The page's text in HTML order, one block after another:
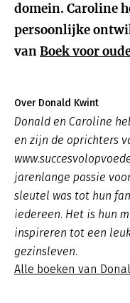
domein. Caroline
persoonlijke
vanBoek voor
Over Donald Kwint
Donald en Caroline
en zijn de oprichters
jarenlange passie
sleutel was tot hun
iedereen. Het is hun
inspireren tot een
gezinsleven.
Alle boeken van